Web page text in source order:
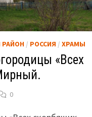
РАЙОН / РОССИЯ /ХРАМЫ
«Всех
0